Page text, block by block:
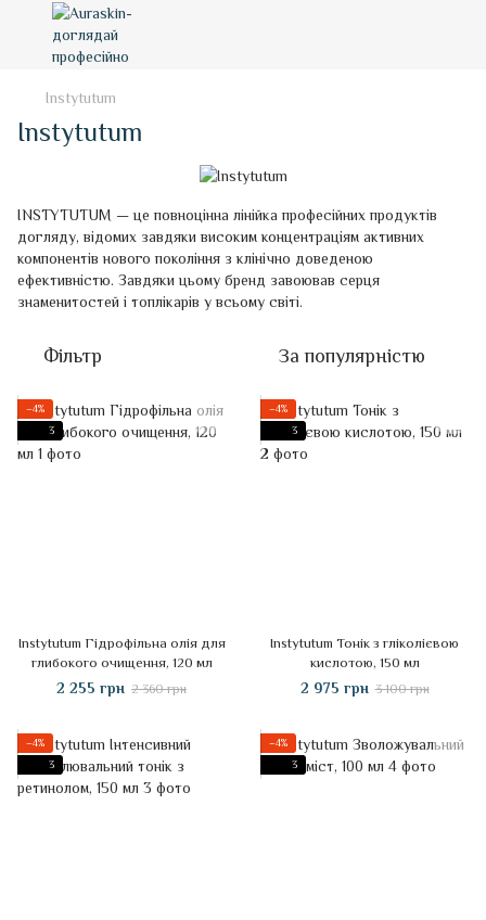
Instytutum
Instytutum
INSTYTUTUM — це повноцінна лінійка професійних продуктів
догляду, відомих завдяки високим концентраціям активних
компонентів нового покоління з клінічно доведеною
ефективністю. Завдяки цьому бренд завоював серця
знаменитостей і топлікарів у всьому світі.
Фільтр За популярністю
−4%
3
Instytutum Гідрофільна олія для
глибокого очищення, 120 мл
2 255 грн 2 360 грн
−4%
3
Instytutum Тонік з гліколієвою
кислотою, 150 мл
2 975 грн 3 100 грн
−4%
3
−4%
3